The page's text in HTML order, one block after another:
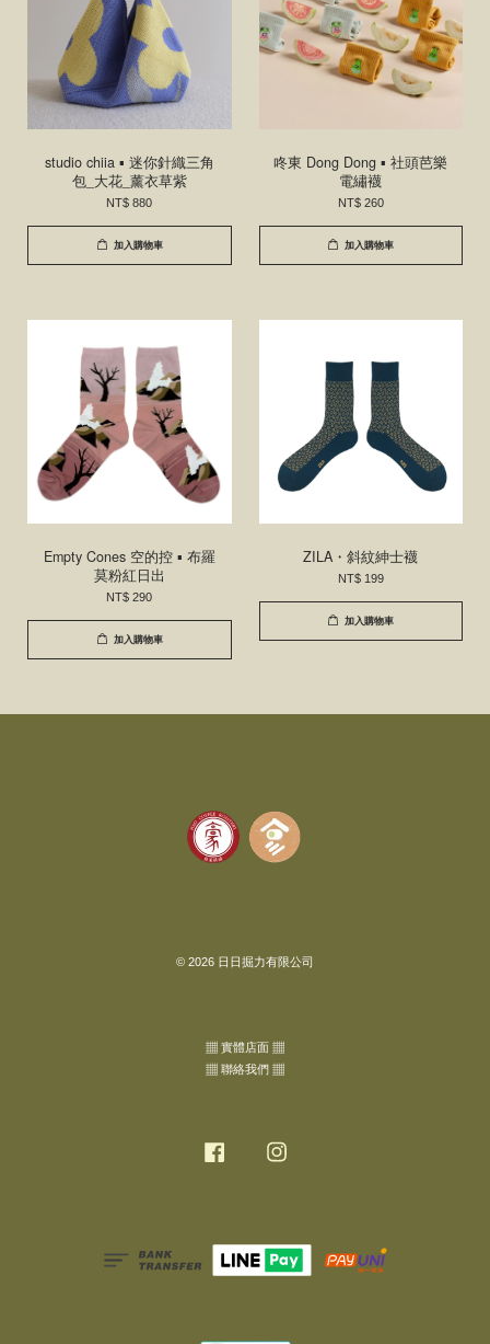
studio chiia ▪ 迷你針織三角
包_大花_薰衣草紫
NT$ 880
加入購物車
咚東 Dong Dong ▪ 社頭芭樂
電繡襪
NT$ 260
加入購物車
Empty Cones 空的控 ▪ 布羅
莫粉紅日出
NT$ 290
加入購物車
ZILA・斜紋紳士襪
NT$ 199
加入購物車
© 2026 日日掘力有限公司
▦ 實體店面 ▦
▦ 聯絡我們 ▦
Facebook